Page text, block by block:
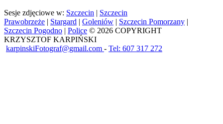
Sesje zdjęciowe w: Szczecin | Szczecin
Prawobrzeże | Stargard | Goleniów | Szczecin Pomorzany |
Szczecin Pogodno | Police © 2026 COPYRIGHT
KRZYSZTOF KARPIŃSKI
karpinskiFotograf@gmail.com - Tel: 607 317 272